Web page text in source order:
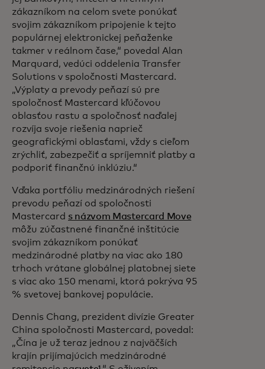
zákazníkom na celom svete ponúkať
svojim zákazníkom pripojenie k tejto
populárnej elektronickej peňaženke
takmer v reálnom čase,“ povedal Alan
Marquard, vedúci oddelenia Transfer
Solutions v spoločnosti Mastercard.
„Výplaty a prevody peňazí sú pre
spoločnosť Mastercard kľúčovou
oblasťou rastu a spoločnosť naďalej
rozvíja svoje riešenia naprieč
geografickými oblasťami, vždy s cieľom
zrýchliť, zabezpečiť a spríjemniť platby a
podporiť finančnú inklúziu.“
Vďaka portfóliu medzinárodných riešení
prevodu peňazí od spoločnosti
Mastercard s názvom Mastercard Move
môžu zúčastnené finančné inštitúcie
svojim zákazníkom ponúkať
medzinárodné platby na viac ako 180
trhoch vrátane globálnej platobnej siete
s viac ako 150 menami, ktorá pokrýva 95
% svetovej bankovej populácie.
Dennis Chang, prezident divízie Greater
China spoločnosti Mastercard, povedal:
„Čína je už teraz jednou z najväčších
krajín prijímajúcich medzinárodné